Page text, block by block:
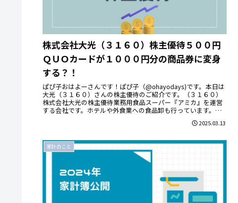
株式会社大光（３１６０）株主優待５００円
ＱＵＯカードが１０００円分の商品券に変身
する？！
ぱぴ子おはよーさんです！ぱぴ子（@ohayodays)です。本日は
大光（３１６０）さんの株主優待のご紹介です。（３１６０）
株式会社大光の株主優待業務用食品スーパー『アミカ』を運営
する会社です。ホテルや外食業への食品卸も行っています。中
2025.03.13
家計のこと